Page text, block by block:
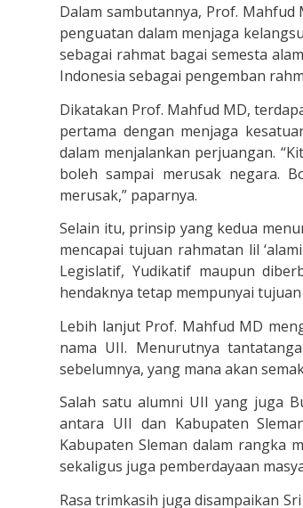
Dalam sambutannya, Prof.
penguatan dalam menjaga
sebagai rahmat bagai semesta
Indonesia sebagai pengemban
Dikatakan Prof. Mahfud MD,
pertama dengan menjaga
dalam menjalankan perjuangan.
boleh sampai merusak negara.
merusak,” paparnya.
Selain itu, prinsip yang kedua
mencapai tujuan rahmatan lil
Legislatif, Yudikatif maupun
hendaknya tetap mempunyai tujuan
Lebih lanjut Prof. Mahfud MD
nama UII. Menurutnya
sebelumnya, yang mana akan
Salah satu alumni UII yang juga
antara UII dan Kabupaten
Kabupaten Sleman dalam rangka
sekaligus juga pemberdayaan
Rasa trimkasih juga disampaikan